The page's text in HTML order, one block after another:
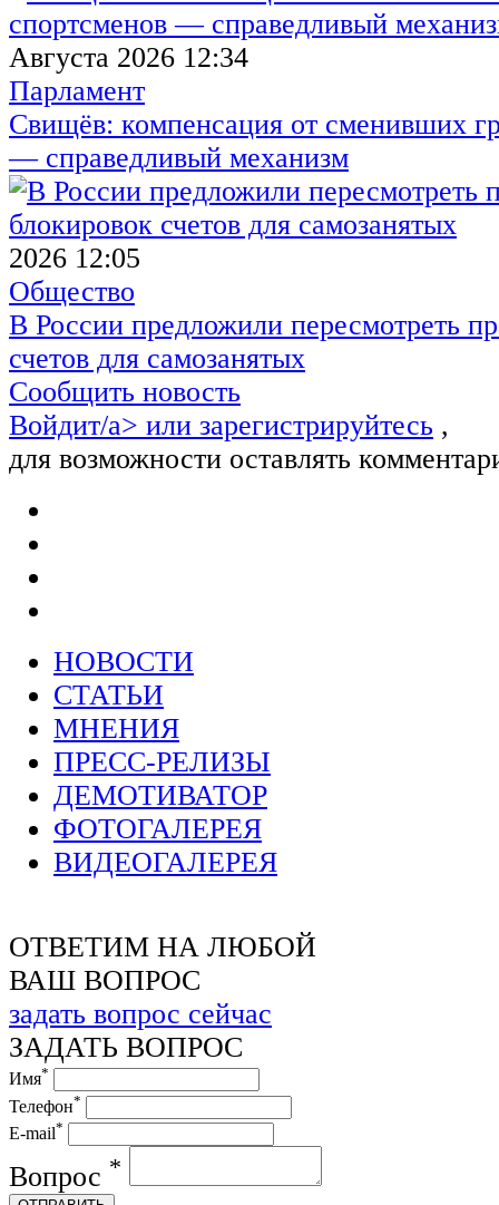
Августа 2026 12:34
Парламент
Свищёв: компенсация от сменивших
— справедливый механизм
2026 12:05
Общество
В России предложили пересмотреть
счетов для самозанятых
Сообщить новость
Войдит/a> или зарегистрируйтесь ,
для возможности оставлять
НОВОСТИ
СТАТЬИ
МНЕНИЯ
ПРЕСС-РЕЛИЗЫ
ДЕМОТИВАТОР
ФОТОГАЛЕРЕЯ
ВИДЕОГАЛЕРЕЯ
ОТВЕТИМ НА ЛЮБОЙ
ВАШ ВОПРОС
задать вопрос сейчас
ЗАДАТЬ ВОПРОС
Имя*
Телефон*
E-mail*
Вопрос *